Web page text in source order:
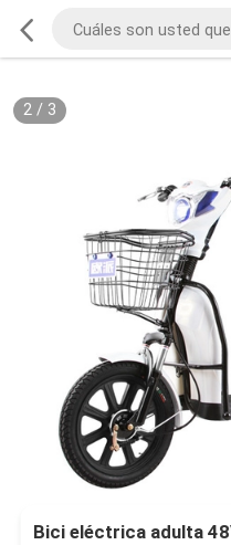
2/ 3
Bici eléctrica adulta